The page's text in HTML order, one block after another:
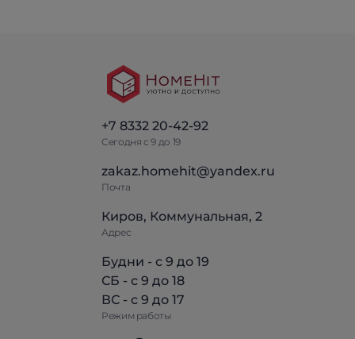
+7 8332 20-42-92
Сегодня с 9 до 19
zakaz.homehit@yandex.ru
Почта
Киров, Коммунальная, 2
Адрес
Будни - с 9 до 19
СБ - с 9 до 18
ВС - с 9 до 17
Режим работы